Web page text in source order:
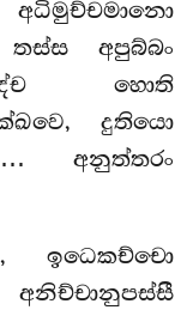
අපුබ්බං
හොති
දුතියො
අනුත්තරං
ඉධෙකච්චො